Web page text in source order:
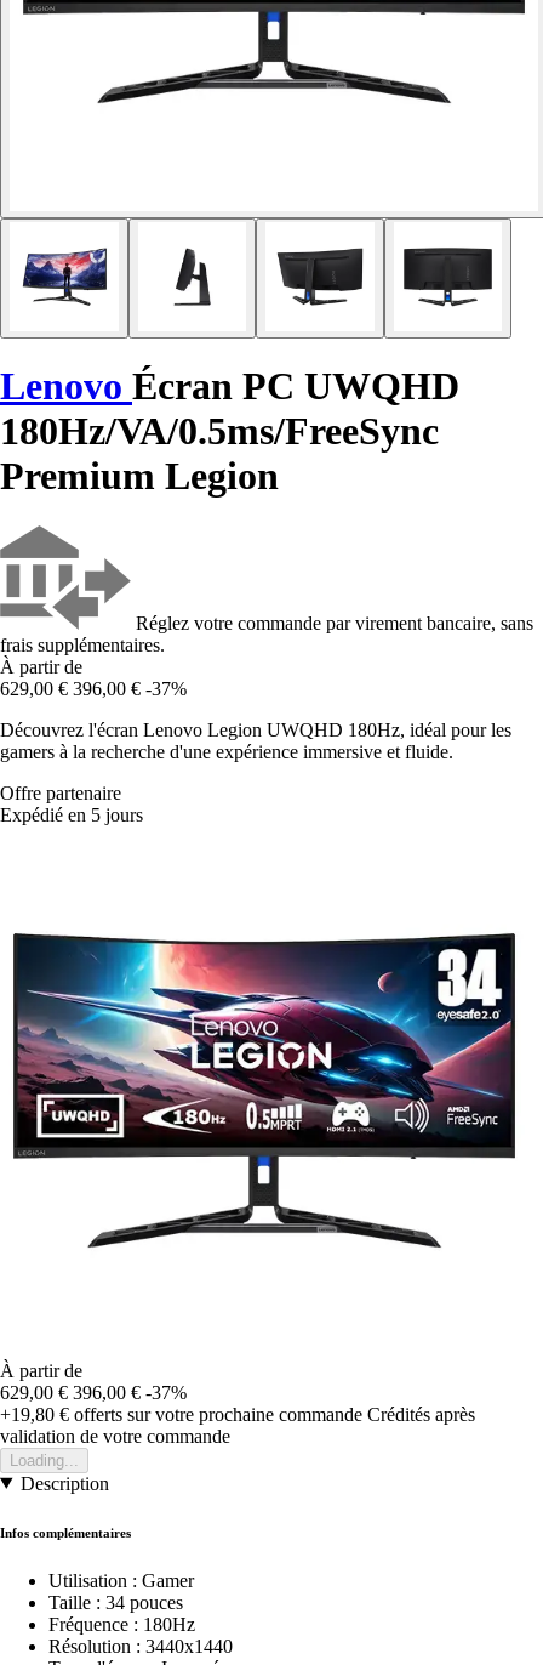
Lenovo Écran PC UWQHD
180Hz/VA/0.5ms/FreeSync
Premium Legion
Réglez votre commande par virement bancaire, sans
frais supplémentaires.
À partir de
629,00 € 396,00 € -37%
Découvrez l'écran Lenovo Legion UWQHD 180Hz, idéal pour les
gamers à la recherche d'une expérience immersive et fluide.
Offre partenaire
Expédié en 5 jours
À partir de
629,00 € 396,00 € -37%
+19,80 € offerts sur votre prochaine commande Crédités après
validation de votre commande
Loading...
Description
Infos complémentaires
Utilisation : Gamer
Taille : 34 pouces
Fréquence : 180Hz
Résolution : 3440x1440